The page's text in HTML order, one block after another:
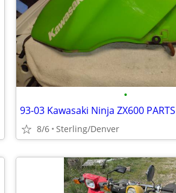
•
93-03 Kawasaki Ninja ZX600 PARTS
8/6 Sterling/Denver